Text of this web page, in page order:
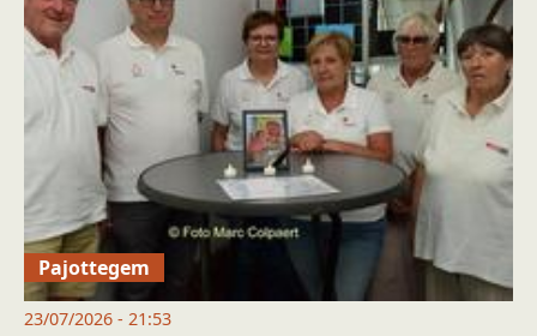
Pajottegem
23/07/2026 - 21:53